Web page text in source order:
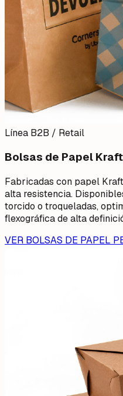
Línea B2B / Retail
Bolsas de Papel Kraft
Fabricadas con papel
alta resistencia.
torcido o troqueladas,
flexográfica de alta
VER BOLSAS DE PAPEL